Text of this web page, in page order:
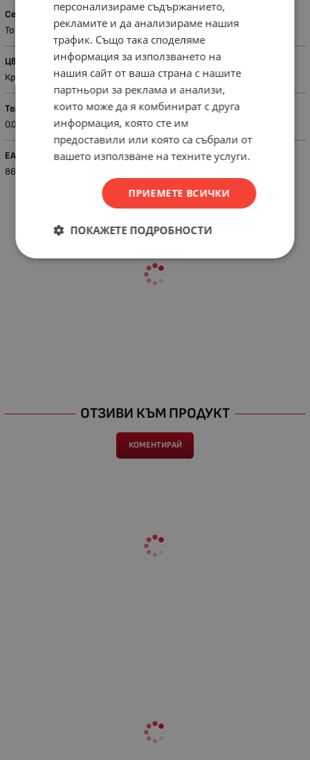
Серия
Touran
Цвят
Крем
Тегло (кг.)
0.09
EAN
8697480243243
ОТЗИВИ КЪМ ПРОДУКТ
КОМЕНТИРАЙ
персонализираме съдържанието,
рекламите и да анализираме нашия
трафик. Също така споделяме
информация за използването на
нашия сайт от ваша страна с нашите
партньори за реклама и анализи,
които може да я комбинират с друга
информация, която сте им
предоставили или която са събрали от
вашето използване на техните услуги.
ПРИЕМЕТЕ ВСИЧКИ
ПОКАЖЕТЕ ПОДРОБНОСТИ